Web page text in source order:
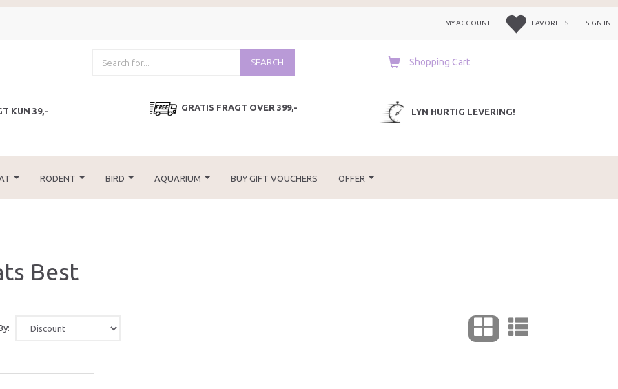
FAVORITES SIGN IN
MY ACCOUNT
SEARCH Shopping Cart
KUN 39,- GRATIS FRAGT OVER 399,- LYN HURTIG LEVERING!
RODENT BIRD AQUARIUM BUY GIFT VOUCHERS OFFER
Best